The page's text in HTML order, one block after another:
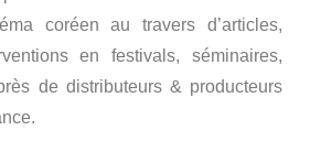
coréen au travers d’articles,
en festivals, séminaires,
de distributeurs & producteurs